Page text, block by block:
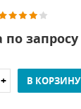
по запросу
В КОРЗИНУ